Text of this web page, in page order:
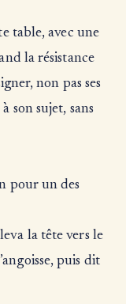
table, avec une
la résistance
non pas ses
son sujet, sans
pour un des
la tête vers le
puis dit